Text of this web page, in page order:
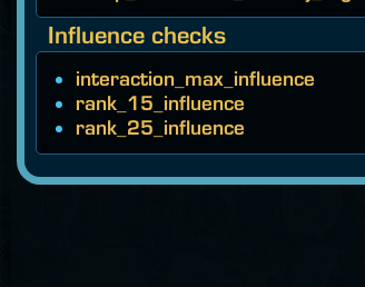
Influence checks
interaction_max_influence
rank_15_influence
rank_25_influence